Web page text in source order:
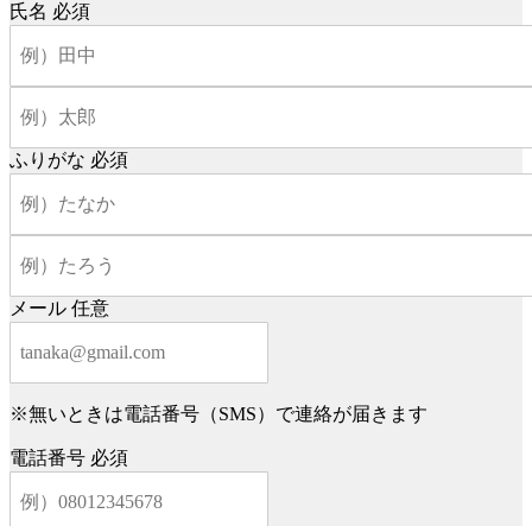
氏名 必須
ふりがな 必須
メール 任意
※無いときは電話番号（SMS）で連絡が届きます
電話番号 必須